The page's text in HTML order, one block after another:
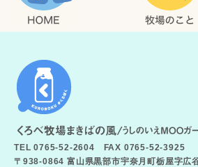
TEL 0765-52-2604 FAX 0765-52-3925
〒938-0864 富山県黒部市宇奈月町栃屋字広